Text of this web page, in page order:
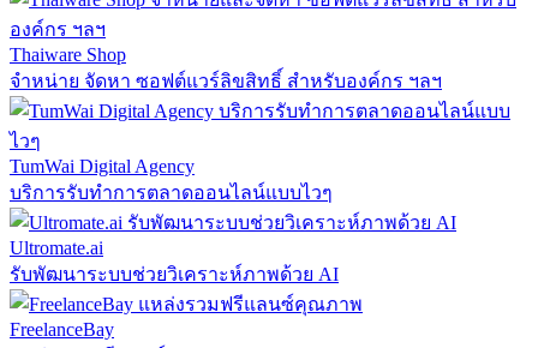
Thaiware Shop
จำหน่าย จัดหา ซอฟต์แวร์ลิขสิทธิ์ สำหรับองค์กร ฯลฯ
TumWai Digital Agency
บริการรับทำการตลาดออนไลน์แบบไวๆ
Ultromate.ai
รับพัฒนาระบบช่วยวิเคราะห์ภาพด้วย AI
FreelanceBay